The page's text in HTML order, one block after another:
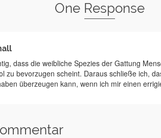
One Response
dass die weibliche Spezies der Gattung
zu bevorzugen scheint. Daraus schließe ich,
überzeugen kann, wenn ich mir einen